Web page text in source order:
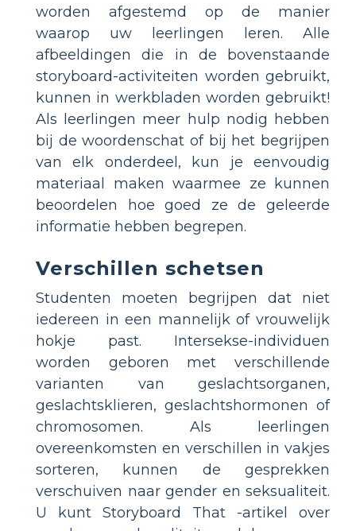
worden afgestemd op de manier
waarop uw leerlingen leren. Alle
afbeeldingen die in de bovenstaande
storyboard-activiteiten worden gebruikt,
kunnen in werkbladen worden gebruikt!
Als leerlingen meer hulp nodig hebben
bij de woordenschat of bij het begrijpen
van elk onderdeel, kun je eenvoudig
materiaal maken waarmee ze kunnen
beoordelen hoe goed ze de geleerde
informatie hebben begrepen.
Verschillen schetsen
Studenten moeten begrijpen dat niet
iedereen in een mannelijk of vrouwelijk
hokje past. Intersekse-individuen
worden geboren met verschillende
varianten van geslachtsorganen,
geslachtsklieren, geslachtshormonen of
chromosomen. Als leerlingen
overeenkomsten en verschillen in vakjes
sorteren, kunnen de gesprekken
verschuiven naar gender en seksualiteit.
U kunt Storyboard That -artikel over